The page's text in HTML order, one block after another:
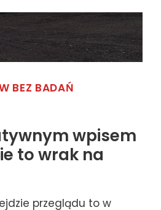
BEZ BADAŃ
wpisem
to wrak na
przeglądu to w